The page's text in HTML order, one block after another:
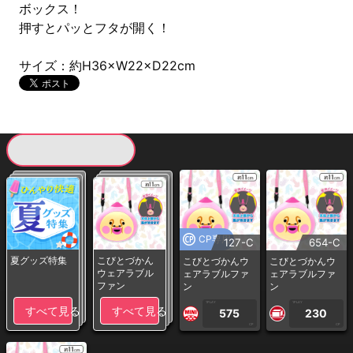
ボックス！
押すとパッとフタが開く！
サイズ：約H36×W22×D22cm
夏グッズ特集
すべて見る
こびとづかん
ウェアラブル
ファン
すべて見る
CP専用127-C
こびとづかんウ
ェアラブルファ
ン
1PLAY
575
CP
654-C
こびとづかんウ
ェアラブルファ
ン
1PLAY
230
CP